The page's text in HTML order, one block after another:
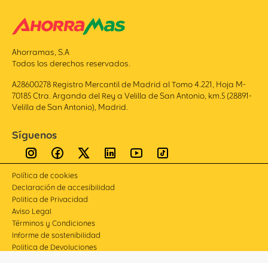
Ahorramas, S.A
Todos los derechos reservados.
A28600278 Registro Mercantil de Madrid al Tomo 4.221, Hoja M-
70185 Ctra. Arganda del Rey a Velilla de San Antonio, km.5 (28891-
Velilla de San Antonio), Madrid.
Síguenos
Política de cookies
Declaración de accesibilidad
Politica de Privacidad
Aviso Legal
Términos y Condiciones
Informe de sostenibilidad
Politica de Devoluciones